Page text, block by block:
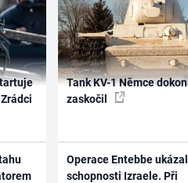
Tank KV-1 Němce
zaskočil
Operace Entebbe
schopnosti Izraele. Při